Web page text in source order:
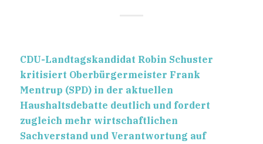
CDU-Landtagskandidat Robin Schuster
kritisiert Oberbürgermeister Frank
Mentrup (SPD) in der aktuellen
Haushaltsdebatte deutlich und fordert
zugleich mehr wirtschaftlichen
Sachverstand und Verantwortung auf